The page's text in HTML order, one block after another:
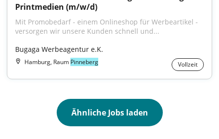
Printmedien (m/w/d)
Mit Promobedarf - einem Onlineshop für Werbeartikel -
versorgen wir unsere Kunden schnell und...
Bugaga Werbeagentur e.K.
Hamburg, Raum Pinneberg Vollzeit
Ähnliche Jobs laden